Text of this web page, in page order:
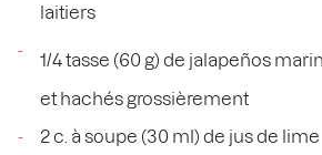
laitiers
1/4 tasse (60 g) de jalapeños
et hachés grossièrement
2 c. à soupe (30 ml) de jus de lime